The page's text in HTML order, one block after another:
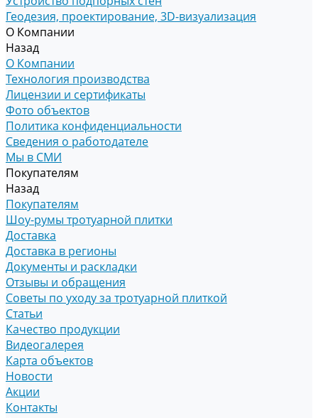
Геодезия, проектирование, 3D-визуализация
О Компании
Назад
О Компании
Технология производства
Лицензии и сертификаты
Фото объектов
Политика конфиденциальности
Сведения о работодателе
Мы в СМИ
Покупателям
Назад
Покупателям
Шоу-румы тротуарной плитки
Доставка
Доставка в регионы
Документы и раскладки
Отзывы и обращения
Советы по уходу за тротуарной плиткой
Статьи
Качество продукции
Видеогалерея
Карта объектов
Новости
Акции
Контакты